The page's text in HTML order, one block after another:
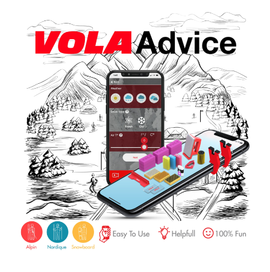
SCI SU TUTTI I TERRENI
SCI DI FONDO